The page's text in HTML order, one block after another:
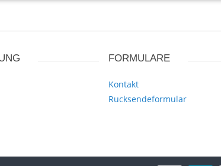
FORMULARE
Kontakt
Rucksendeformular